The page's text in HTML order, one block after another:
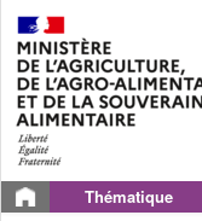
Thématique